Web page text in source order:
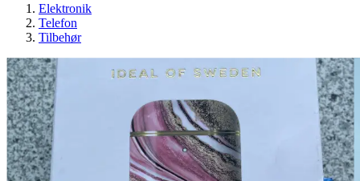
Elektronik
Telefon
Tilbehør